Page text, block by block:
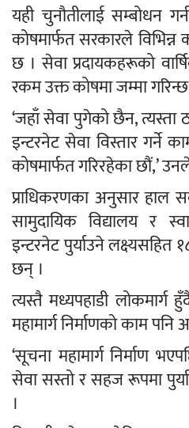
यही चुनौतीलाई सम्बोधन
कोषमार्फत सरकारले विभिन्न
छ । सेवा प्रदायकहरूको
रकम उक्त कोषमा जम्मा
‘जहाँ सेवा पुगेको छैन, त्यस्ता
इन्टरनेट सेवा विस्तार गर्ने
कोषमार्फत गरिरहेका छौं,’
प्राधिकरणका अनुसार हाल
सामुदायिक विद्यालय र
इन्टरनेट पुर्याउने लक्ष्यसहित
छन् ।
त्यस्तै मध्यपहाडी
महामार्ग निर्माणको काम
‘सूचना महामार्ग निर्माण
सेवा सस्तो र सहज रूपमा
।